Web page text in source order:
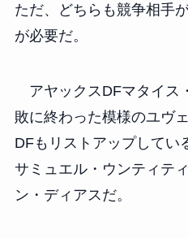
ただ、どちらも競争相手
が必要だ。
アヤックスDFマタイス
敗に終わった模様のユヴ
DFもリストアップしてい
サミュエル・ウンティテ
ン・ディアスだ。